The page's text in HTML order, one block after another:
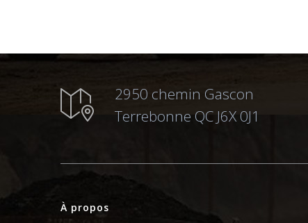
2950 chemin Gascon
Terrebonne QC J6X 0J1
À propos